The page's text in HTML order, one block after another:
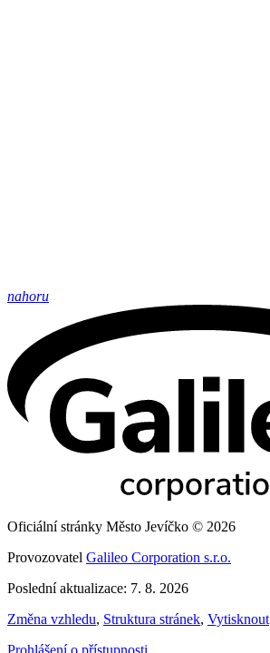
nahoru
Oficiální stránky Město Jevíčko © 2026
Provozovatel Galileo Corporation s.r.o.
Poslední aktualizace: 7. 8. 2026
Změna vzhledu, Struktura stránek, Vytisknout